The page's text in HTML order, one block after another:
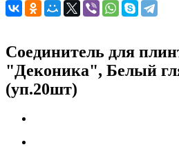
Соединитель для
"Деконика", Белый
(уп.20шт)